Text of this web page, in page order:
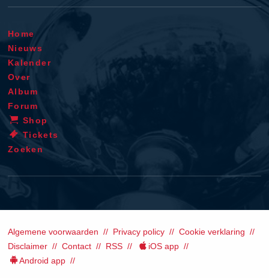
Home
Nieuws
Kalender
Over
Album
Forum
Shop
Tickets
Zoeken
Algemene voorwaarden Privacy policy
Cookie verklaring
Disclaimer
Contact RSS
iOS app
Android app